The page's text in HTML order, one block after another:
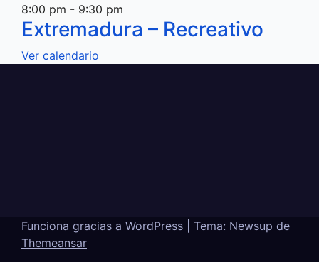
8:00 pm - 9:30 pm
Extremadura – Recreativo
Ver calendario
Funciona gracias a WordPress
Tema: Newsup de
Themeansar